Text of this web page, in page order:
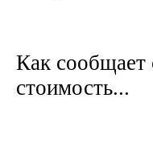
Как сообщает
стоимость...